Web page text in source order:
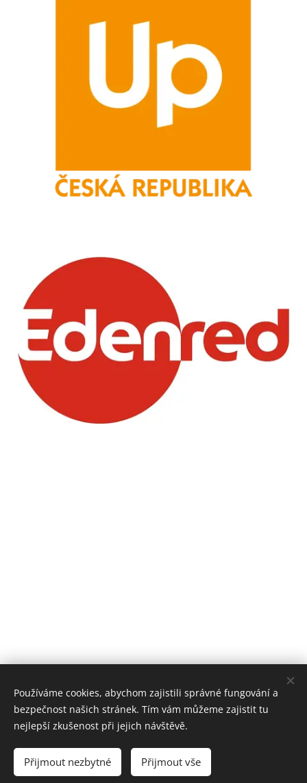
Používáme cookies, abychom zajistili správné fungování a
bezpečnost našich stránek. Tím vám můžeme zajistit tu
nejlepší zkušenost při jejich návštěvě.
Přijmout nezbytné Přijmout vše